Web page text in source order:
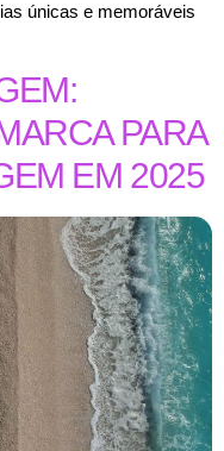
únicas e memoráveis
PARA
EM 2025